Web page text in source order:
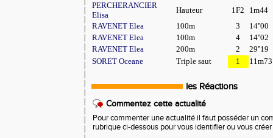
PERCHERANCIER
Elisa
Hauteur 1F2
1m44
RAVENET Elea
100m 3
14''00
RAVENET Elea
100m 4
14''02
RAVENET Elea
200m 2
29''19
SORET Oceane
Triple saut 1 11m73
les Réactions
Commentez cette actualité
Pour commenter une actualité il faut posséder un
rubrique ci-dessous pour vous identifier ou vous